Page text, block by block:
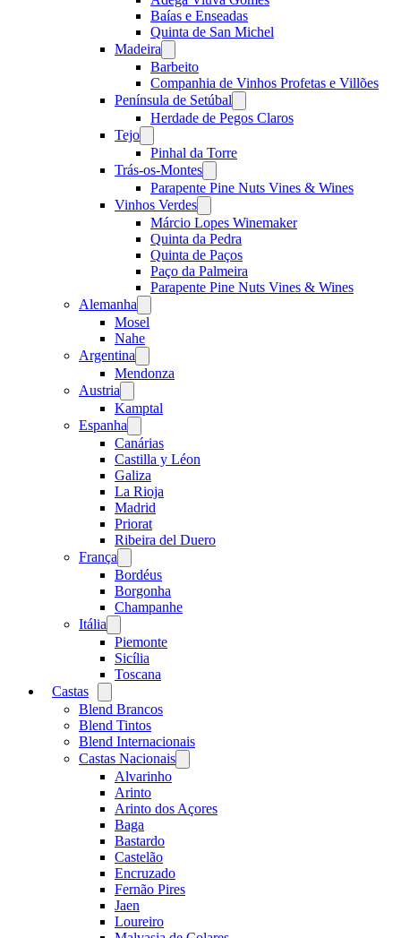
Baías e Enseadas
Quinta de San Michel
Madeira
menu
Barbeito
Companhia de Vinhos Profetas e Villões
Península de Setúbal
menu
Herdade de Pegos Claros
Tejo
menu
Pinhal da Torre
Trás-os-Montes
menu
Parapente Pine Nuts Vines & Wines
Vinhos Verdes
menu
Márcio Lopes Winemaker
Quinta da Pedra
Quinta de Paços
Paço da Palmeira
Parapente Pine Nuts Vines & Wines
Alemanha
menu
Mosel
Nahe
Argentina
menu
Mendonza
Austria
menu
Kamptal
Espanha
menu
Canárias
Castilla y Léon
Galiza
La Rioja
Madrid
Priorat
Ribeira del Duero
França
menu
Bordéus
Borgonha
Champanhe
Itália
menu
Piemonte
Sicília
Toscana
Castas
menu
Blend Brancos
Blend Tintos
Blend Internacionais
Castas Nacionais
menu
Alvarinho
Arinto
Arinto dos Açores
Baga
Bastardo
Castelão
Encruzado
Fernão Pires
Jaen
Loureiro